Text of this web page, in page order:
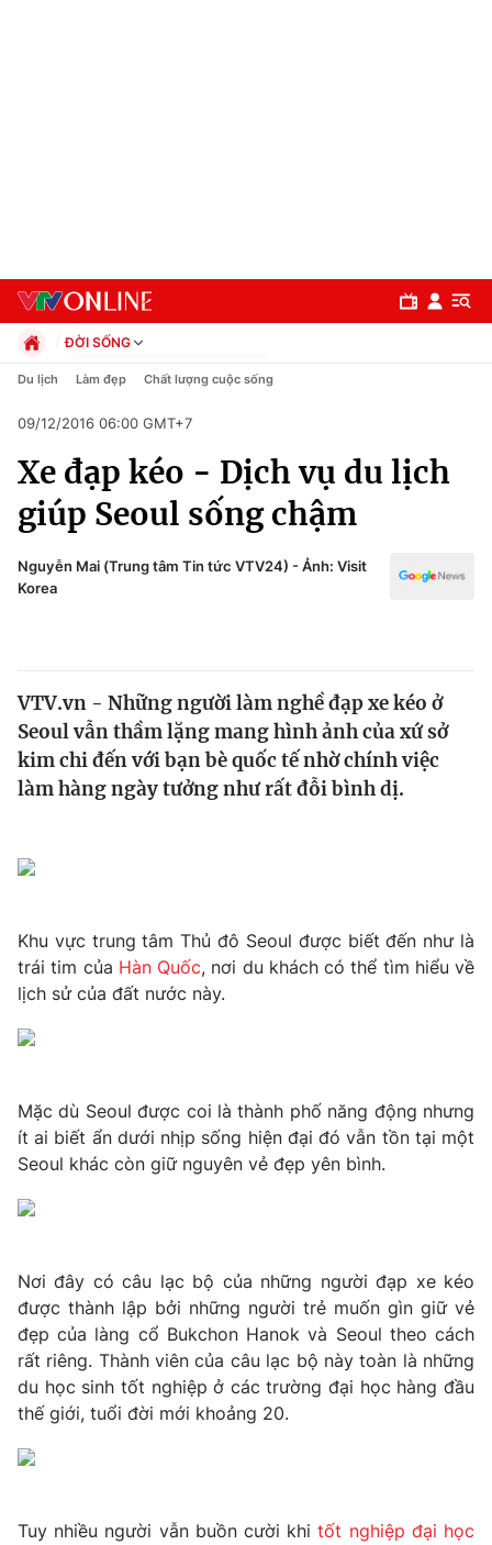
Chuyên mục
Chính trị
Xã hội
Y tế
Thế giới
Tin tức
Tài chính
Góc doanh nghiệp
Dữ liệu và đời sống
Truyền hình
Phim VTV
Hậu trường
Khán giả
Giải sao mai
Giải trí
Âm nhạc
Sao
Du lịch
Làm đẹp
Chất lượng cuộc sống
Giáo dục
Công nghệ
Sản phẩm
Thị trường
Tư vấn
Lịch phát sóng
Chuyên mục khác
Emagazine
ĐỜI SỐNG
Chính trị
Pháp luật
Kinh tế
Thể thao
Truyền hình
Y tế
Du lịch Làm đẹp Chất lượng cuộc sống
09/12/2016 06:00 GMT+7
Xe đạp kéo - Dịch vụ du lịch
giúp Seoul sống chậm
Nguyễn Mai (Trung tâm Tin tức VTV24) - Ảnh: Visit
Korea
VTV.vn - Những người làm nghề đạp xe kéo ở
Seoul vẫn thầm lặng mang hình ảnh của xứ sở
kim chi đến với bạn bè quốc tế nhờ chính việc
làm hàng ngày tưởng như rất đỗi bình dị.
Khu vực trung tâm Thủ đô Seoul được biết đến như là
trái tim của Hàn Quốc, nơi du khách có thể tìm hiểu về
lịch sử của đất nước này.
Mặc dù Seoul được coi là thành phố năng động nhưng
ít ai biết ẩn dưới nhịp sống hiện đại đó vẫn tồn tại một
Seoul khác còn giữ nguyên vẻ đẹp yên bình.
Nơi đây có câu lạc bộ của những người đạp xe kéo
được thành lập bởi những người trẻ muốn gìn giữ vẻ
đẹp của làng cổ Bukchon Hanok và Seoul theo cách
rất riêng. Thành viên của câu lạc bộ này toàn là những
du học sinh tốt nghiệp ở các trường đại học hàng đầu
thế giới, tuổi đời mới khoảng 20.
Tuy nhiều người vẫn buồn cười khitốt nghiệp đại học